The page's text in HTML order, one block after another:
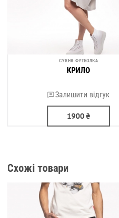
СУКНЯ-ФУТБОЛКА
КРИЛО
Залишити відгук
1900₴
Схожі товари